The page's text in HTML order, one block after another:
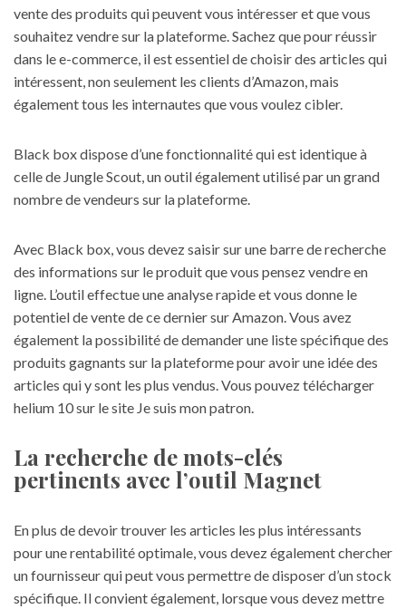
vente des produits qui peuvent vous intéresser et que vous
souhaitez vendre sur la plateforme. Sachez que pourréussir
dans le e-commerce, il est essentiel de choisir des articles qui
intéressent, non seulement les clients d’Amazon, mais
également tous les internautes que vous voulez cibler.
Black box dispose d’une fonctionnalité qui est identique à
celle de Jungle Scout, un outil également utilisé par un grand
nombre de vendeurs sur la plateforme.
Avec Black box, vous devez saisir sur une barre de recherche
des informations sur le produit que vous pensez vendre en
ligne. L’outil effectue une analyse rapide et vous donne le
potentiel de vente de ce dernier sur Amazon. Vous avez
également la possibilité de demander une liste spécifique des
produits gagnants sur la plateforme pour avoir une idée des
articles qui y sont les plus vendus. Vous pouvez télécharger
helium 10 sur le site Je suis mon patron.
La recherche de mots-clés
pertinents avec l’outil Magnet
En plus de devoir trouver les articles les plus intéressants
pour une rentabilité optimale, vous devez également chercher
un fournisseur qui peut vous permettre de disposer d’un stock
spécifique. Il convient également, lorsque vous devez mettre